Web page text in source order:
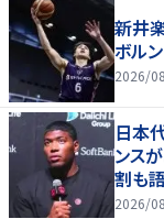
新井
ボル
2026/
日本
ンス
割も
2026/